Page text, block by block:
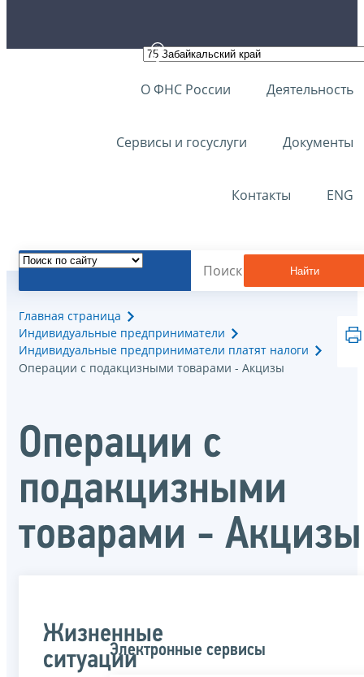
О ФНС России Деятельность
Сервисы и госуслуги Документы
Контакты ENG
Найти
Главная страница
Индивидуальные предприниматели
Индивидуальные предприниматели платят налоги
Операции с подакцизными товарами - Акцизы
Операции с
подакцизными
товарами - Акцизы
Жизненные
ситуацииЭлектронные сервисы